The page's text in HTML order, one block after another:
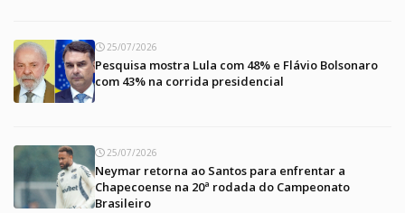
25/07/2026
Pesquisa mostra Lula com 48% e Flávio Bolsonaro
com 43% na corrida presidencial
25/07/2026
Neymar retorna ao Santos para enfrentar a
Chapecoense na 20ª rodada do Campeonato
Brasileiro